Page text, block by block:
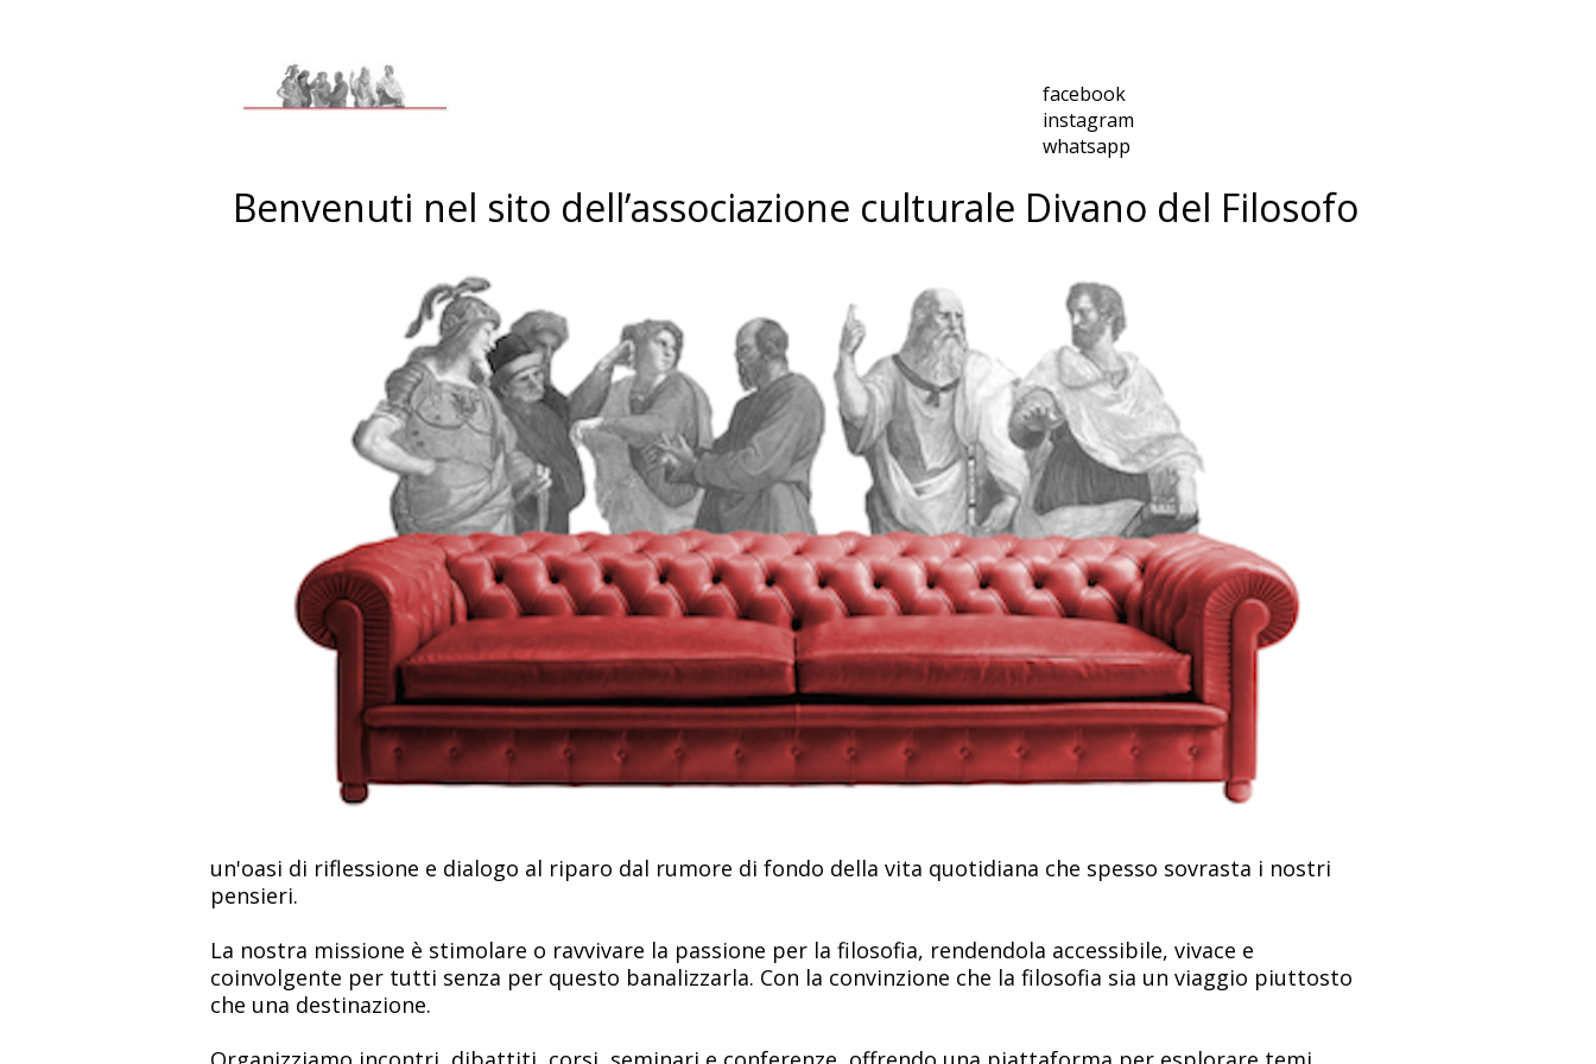
facebook
instagram
whatsapp
Benvenuti nel sito dell’associazione culturale Divano del Filosofo
un'oasi di riflessione e dialogo al riparo dal rumore di fondo della vita quotidiana che spesso sovrasta i nostri
pensieri.
La nostra missione è stimolare o ravvivare la passione per la filosofia, rendendola accessibile, vivace e
coinvolgente per tutti senza per questo banalizzarla. Con la convinzione che la filosofia sia un viaggio piuttosto
che una destinazione.